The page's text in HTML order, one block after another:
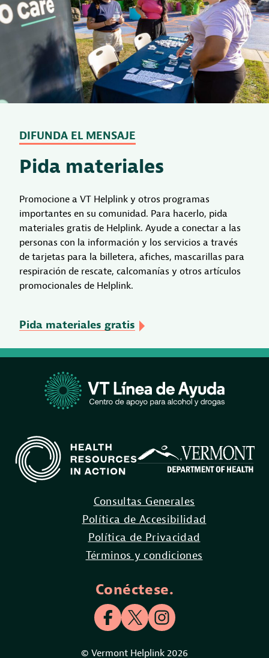
DIFUNDA EL MENSAJE
Pida materiales
Promocione a VT Helplink y otros programas
importantes en su comunidad. Para hacerlo, pida
materiales gratis de Helplink. Ayude a conectar a las
personas con la información y los servicios a través
de tarjetas para la billetera, afiches, mascarillas para
respiración de rescate, calcomanías y otros artículos
promocionales de Helplink.
Pida materiales gratis
Consultas Generales
Política de Accesibilidad
Política de Privacidad
Términos y condiciones
Conéctese.
© Vermont Helplink 2026